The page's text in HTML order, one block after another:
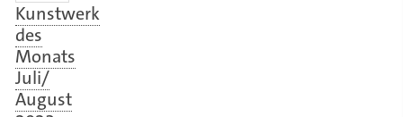
Kunstwerk
des
Monats
Juli/
August